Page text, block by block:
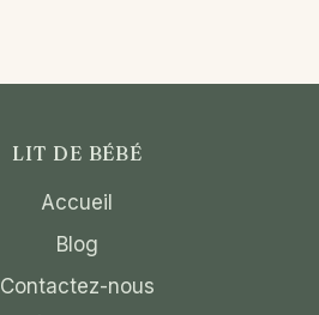
LIT DE BÉBÉ
Accueil
Blog
Contactez-nous